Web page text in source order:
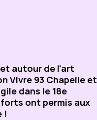
autour de l'art
Vivre 93 Chapelle et
dans le 18e
ont permis aux
!